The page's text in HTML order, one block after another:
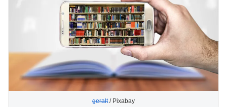
geralt/ Pixabay